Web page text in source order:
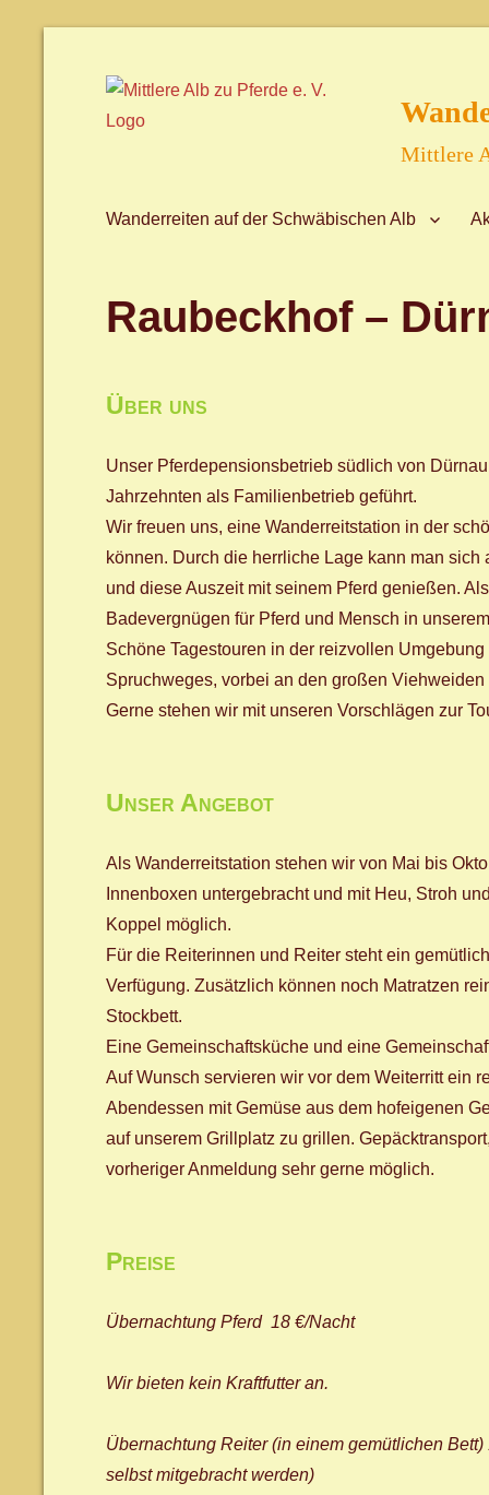
Mittlere
Wanderreiten auf der Schwäbischen Alb
Raubeckhof –
Über uns
Unser Pferdepensionsbetrieb südlich von
Jahrzehnten als Familienbetrieb geführt.
Wir freuen uns, eine Wanderreitstation in der
können. Durch die herrliche Lage kann man
und diese Auszeit mit seinem Pferd genießen.
Badevergnügen für Pferd und Mensch in
Schöne Tagestouren in der reizvollen
Spruchweges, vorbei an den großen
Gerne stehen wir mit unseren Vorschlägen zur
Unser Angebot
Als Wanderreitstation stehen wir von Mai bis
Innenboxen untergebracht und mit Heu, Stroh
Koppel möglich.
Für die Reiterinnen und Reiter steht ein
Verfügung. Zusätzlich können noch Matratzen
Stockbett.
Eine Gemeinschaftsküche und eine
Auf Wunsch servieren wir vor dem Weiterritt ein
Abendessen mit Gemüse aus dem hofeigenen
auf unserem Grillplatz zu grillen.
vorheriger Anmeldung sehr gerne möglich.
Preise
Übernachtung Pferd 18 €/Nacht
Wir bieten kein Kraftfutter an.
Übernachtung Reiter (in einem gemütlichen
selbst mitgebracht werden)